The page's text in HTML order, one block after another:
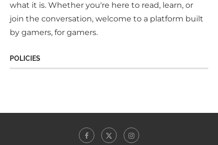
what it is. Whether you're here to read, learn, or
join the conversation, welcome to a platform built
by gamers, for gamers.
POLICIES